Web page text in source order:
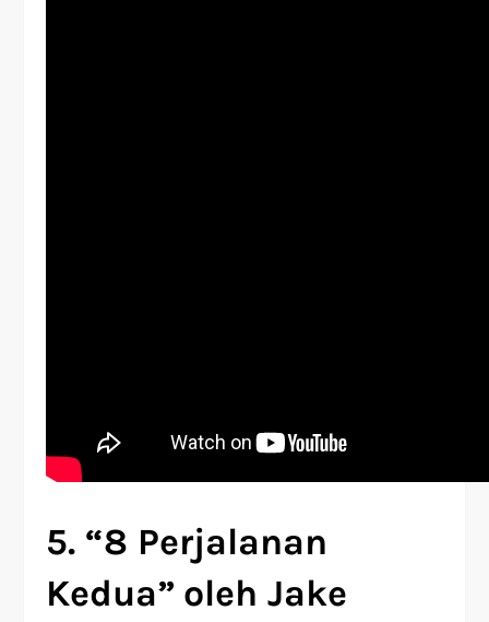
5. “8 Perjalanan
Kedua” oleh Jake